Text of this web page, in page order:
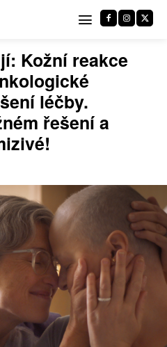
Kožní reakce
léčby.
řešení a